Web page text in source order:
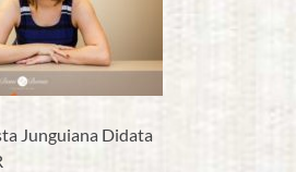
Junguiana Didata